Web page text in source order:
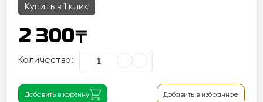
Купить в 1 клик
2 300〒
Количество:
Добавить в корзину Добавить в избранное